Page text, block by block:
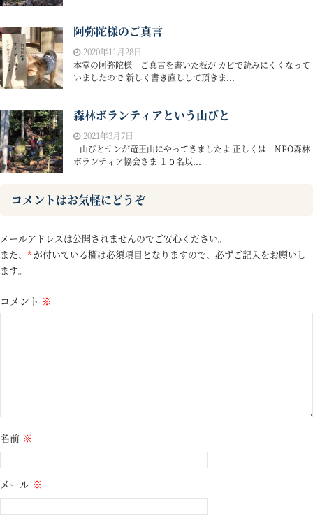
阿弥陀様のご真言
2020年11月28日
本堂の阿弥陀様 ご真言を書いた板が カビで読みにくくなって
いましたので 新しく書き直しして頂きま...
森林ボランティアという山びと
2021年3月7日
山びとサンが竜王山にやってきましたよ 正しくは NPO森林
ボランティア協会さま １０名以...
コメントはお気軽にどうぞ
メールアドレスは公開されませんのでご安心ください。
また、 * が付いている欄は必須項目となりますので、必ずご記入をお願いし
ます。
コメント ※
名前 ※
メール ※